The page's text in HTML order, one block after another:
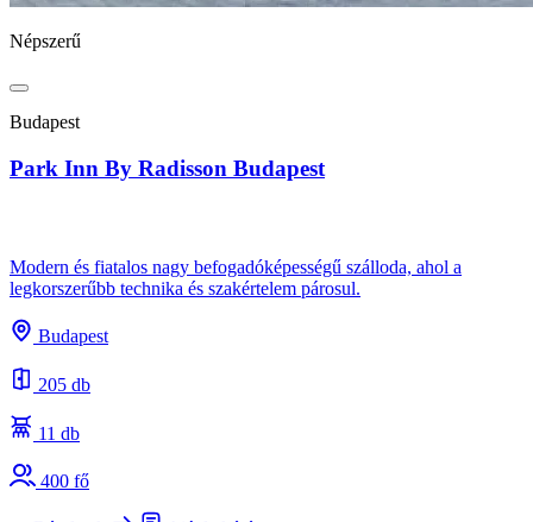
Népszerű
Budapest
Park Inn By Radisson Budapest
Modern és fiatalos nagy befogadóképességű szálloda, ahol a
legkorszerűbb technika és szakértelem párosul.
Budapest
205 db
11 db
400 fő